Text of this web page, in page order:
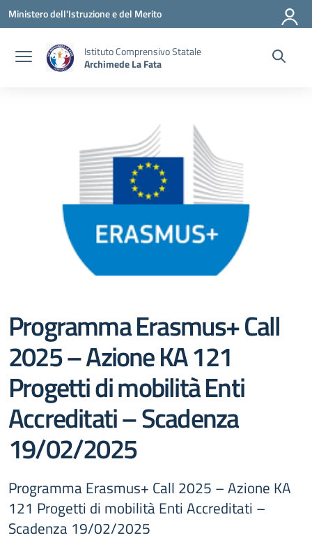
Vai ai contenuti
Vai al menu di navigazione
Vai al footer
Ministero dell'Istruzione e del Merito
Istituto Comprensivo Statale
Archimede La Fata
Programma Erasmus+ Call
2025 – Azione KA 121
Progetti di mobilità Enti
Accreditati – Scadenza
19/02/2025
Programma Erasmus+ Call 2025 – Azione KA
121 Progetti di mobilità Enti Accreditati –
Scadenza 19/02/2025